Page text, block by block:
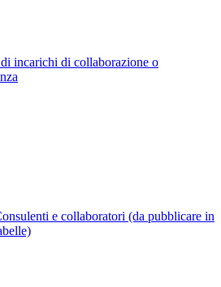
incarichi di collaborazione o
e collaboratori (da pubblicare in